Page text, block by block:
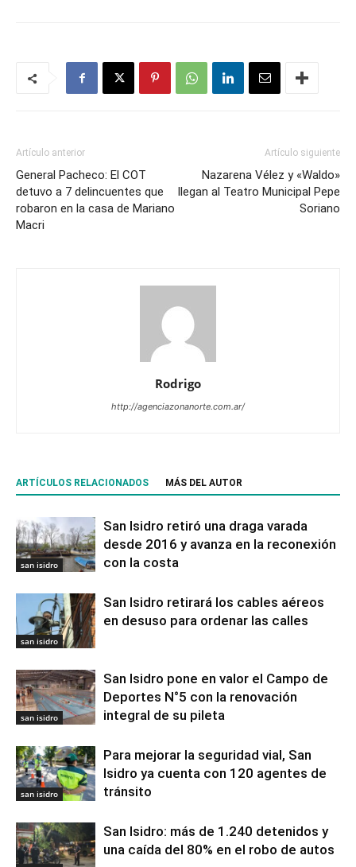
Artículo anterior
General Pacheco: El COT
detuvo a 7 delincuentes que
robaron en la casa de Mariano
Macri
Artículo siguiente
Nazarena Vélez y «Waldo»
llegan al Teatro Municipal Pepe
Soriano
Rodrigo
http://agenciazonanorte.com.ar/
ARTÍCULOS RELACIONADOS MÁS DEL AUTOR
san isidro
San Isidro retiró una draga varada
desde 2016 y avanza en la reconexión
con la costa
san isidro
San Isidro retirará los cables aéreos
en desuso para ordenar las calles
san isidro
San Isidro pone en valor el Campo de
Deportes N°5 con la renovación
integral de su pileta
san isidro
Para mejorar la seguridad vial, San
Isidro ya cuenta con 120 agentes de
tránsito
San Isidro: más de 1.240 detenidos y
una caída del 80% en el robo de autos